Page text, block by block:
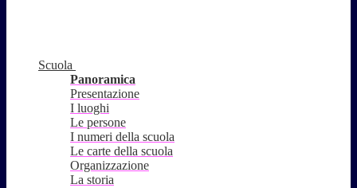
Scuola
Panoramica
Presentazione
I luoghi
Le persone
I numeri della scuola
Le carte della scuola
Organizzazione
La storia